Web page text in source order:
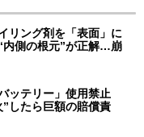
リング剤を「表面」に
側の根元”が正解…崩
ッテリー」使用禁止
したら巨額の賠償責